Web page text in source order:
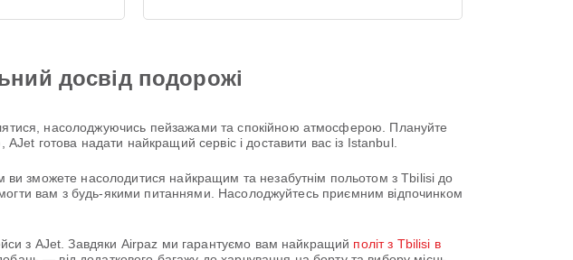
досвід подорожі
насолоджуючись пейзажами та спокійною атмосферою. Плануйте
готова надати найкращий сервіс і доставити вас із Istanbul.
зможете насолодитися найкращим та незабутнім польотом з Tbilisi до
вам з будь-якими питаннями. Насолоджуйтесь приємним відпочинком
з AJet. Завдяки Airpaz ми гарантуємо вам найкращий політ з Tbilisi в